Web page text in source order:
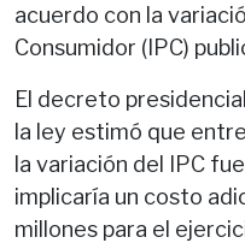
acuerdo con la
Consumidor (IPC)
El decreto
la ley estimó que
la variación del IPC
implicaría un costo
millones para el